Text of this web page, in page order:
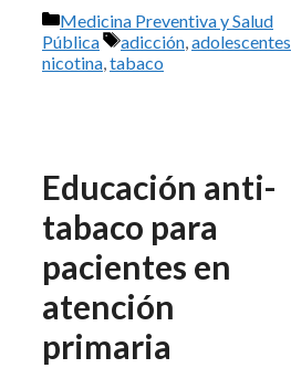
Categorías
Medicina Preventiva y Salud
Pública
Etiquetas
adicción,adolescentes
nicotina,tabaco
Educación anti-
tabaco para
pacientes en
atención
primaria